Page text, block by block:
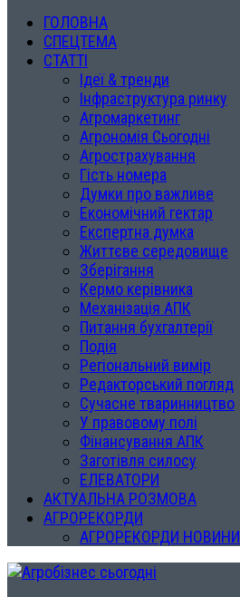
ГОЛОВНА
СПЕЦТЕМА
СТАТТІ
Ідеї & тренди
Інфраструктура ринку
Агромаркетинг
Агрономія Сьогодні
Агрострахування
Гість номера
Думки про важливе
Економічний гектар
Експертна думка
Життєве середовище
Зберігання
Кермо керівника
Механізація АПК
Питання бухгалтерії
Подія
Регіональний вимір
Редакторський погляд
Сучасне тваринництво
У правовому полі
Фінансування АПК
Заготівля силосу
ЕЛЕВАТОРИ
АКТУАЛЬНА РОЗМОВА
АГРОРЕКОРДИ
АГРОРЕКОРДИ НОВИНИ